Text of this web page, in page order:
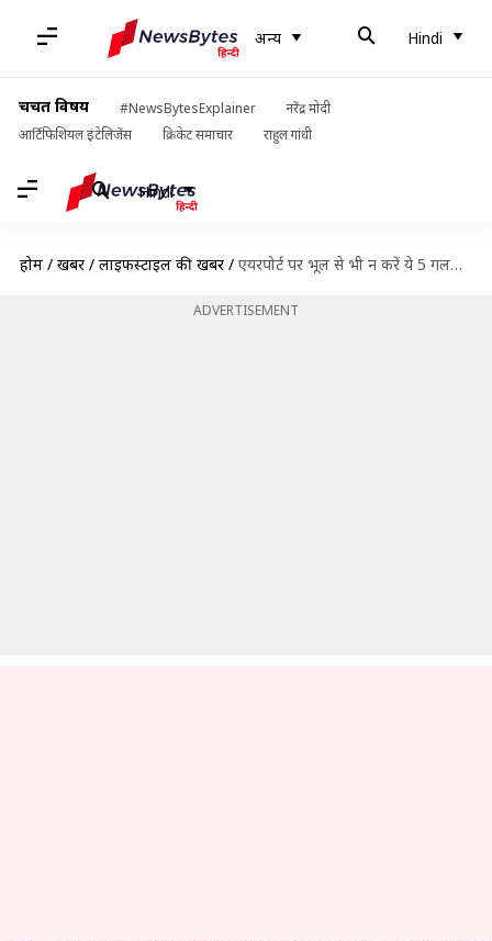
अन्य Hindi
चर्चित विषय #NewsBytesExplainer
नरेंद्र मोदी
आर्टिफिशियल इंटेलिजेंस
क्रिकेट समाचार राहुल गांधी
Hindi
होम / खबरें / लाइफस्टाइल की खबरें / एयरपोर्ट पर भूल से भी न करें ये 5 गलतियां, यात्रा बन जाएगी आरामदायक
ADVERTISEMENT